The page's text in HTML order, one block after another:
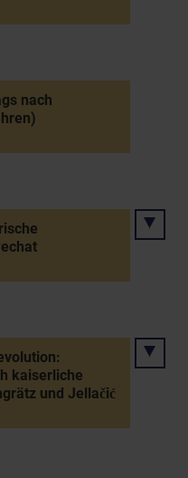
nach
kaiserliche
und Jellačić